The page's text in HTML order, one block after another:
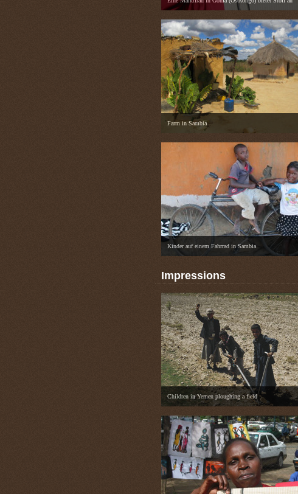
Farm in Sambia
Kinder auf einem Fahrrad in Sambia
Impressions
Children in Yemen ploughing a field